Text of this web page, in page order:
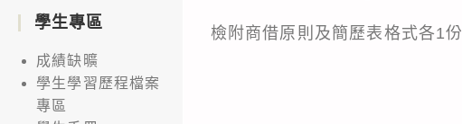
檢附商借原則及簡歷表格式各1份
學生專區
成績缺曠
學生學習歷程檔案
專區